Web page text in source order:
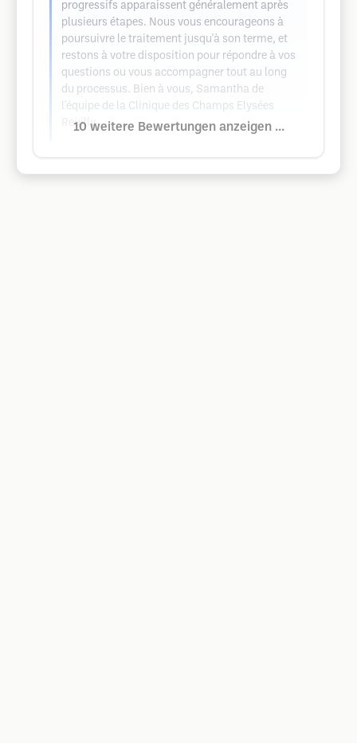
progressifs apparaissent généralement après
plusieurs étapes. Nous vous encourageons à
poursuivre le traitement jusqu'à son terme, et
restons à votre disposition pour répondre à vos
questions ou vous accompagner tout au long
du processus. Bien à vous, Samantha de
l'équipe de la Clinique des Champs Elysées
Reuilly
10 weitere Bewertungen anzeigen ...